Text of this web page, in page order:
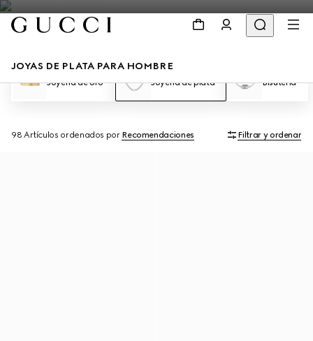
JOYAS DE PLATA PARA HOMBRE
Joyería de oro Joyería de plata Bisutería
98 Artículos ordenados por Recomendaciones Filtrar y ordenar